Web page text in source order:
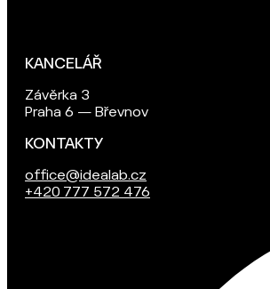
KANCELÁŘ
Závěrka 3
Praha 6 — Břevnov
KONTAKTY
office@idealab.cz
+420 777 572 476